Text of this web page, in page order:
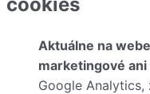
Aktuálne na
marketingové
Google Analytics,